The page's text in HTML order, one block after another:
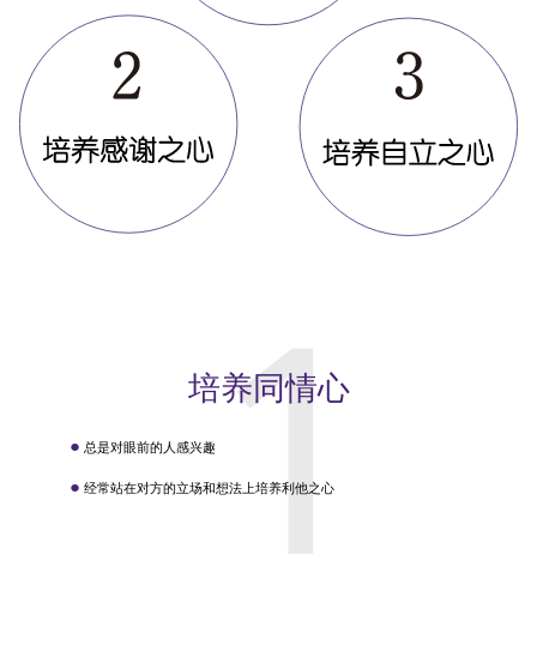
1
培养同情心
● 总是对眼前的人感兴趣
● 经常站在对方的立场和想法上培养利他之心